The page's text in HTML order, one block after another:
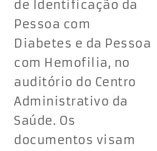
de Identificação da
Pessoa com
Diabetes e da Pessoa
com Hemofilia, no
auditório do Centro
Administrativo da
Saúde. Os
documentos visam